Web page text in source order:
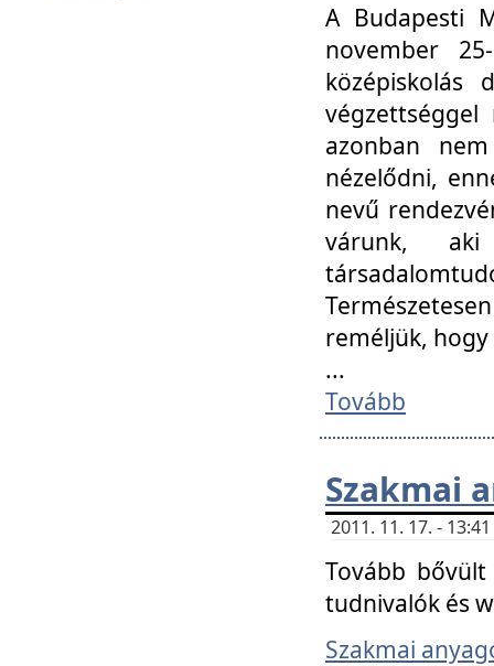
A Budapesti
november
középiskolás
azonban
nézelődni,
nevű
várunk, aki
reméljük,
...
Tovább
Szakmai
2011. 11. 17. -
Tovább bővült
tudnivalók és
Szakmai